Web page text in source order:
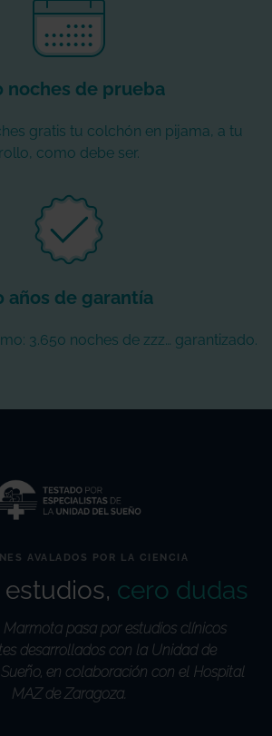
noches de prueba
gratis tu colchón en pijama, a tu
rollo, como debe ser.
años de garantía
3.650 noches de zzz… garantizado.
AVALADOS POR LA CIENCIA
cero dudas
pasa por estudios clínicos
desarrollados con la Unidad de
en colaboración con el Hospital
MAZ de Zaragoza.